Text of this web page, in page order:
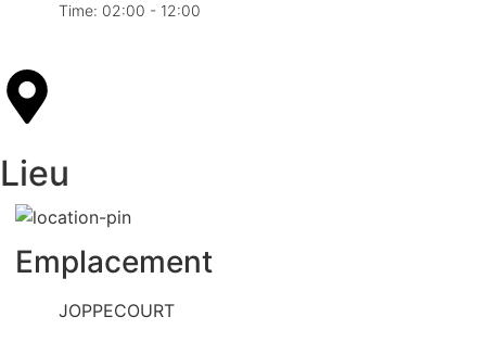
Time: 02:00 - 12:00
Lieu
Emplacement
JOPPECOURT